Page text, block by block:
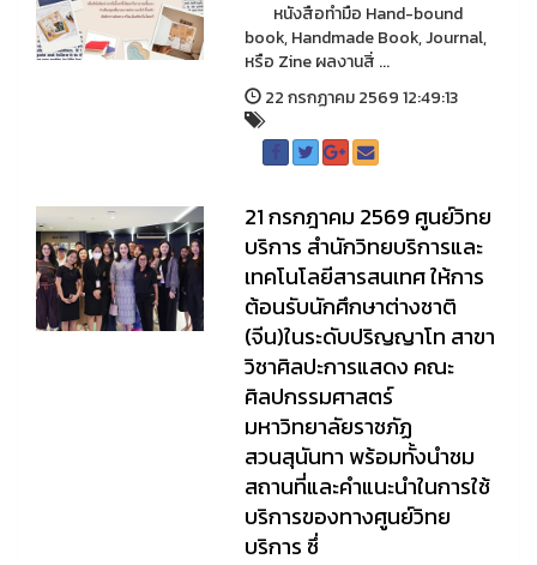
หนังสือทำมือ Hand-bound
book, Handmade Book, Journal,
หรือ Zine ผลงานสิ่ ...
22 กรกฏาคม 2569 12:49:13
21 กรกฎาคม 2569 ศูนย์วิทย
บริการ สำนักวิทยบริการและ
เทคโนโลยีสารสนเทศ ให้การ
ต้อนรับนักศึกษาต่างชาติ
(จีน)ในระดับปริญญาโท สาขา
วิชาศิลปะการแสดง คณะ
ศิลปกรรมศาสตร์
มหาวิทยาลัยราชภัฏ
สวนสุนันทา พร้อมทั้งนำชม
สถานที่และคำแนะนำในการใช้
บริการของทางศูนย์วิทย
บริการ ซึ่